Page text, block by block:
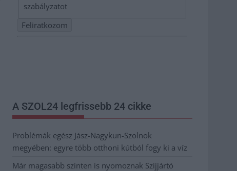
szabályzatot
A SZOL24 legfrissebb 24 cikke
Problémák egész Jász-Nagykun-Szolnok
megyében: egyre több otthoni kútból fogy ki a víz
Már magasabb szinten is nyomoznak Szijjártó